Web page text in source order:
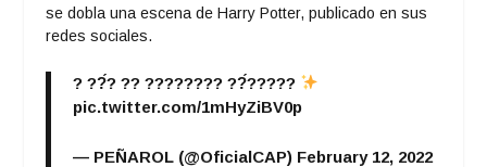
se dobla una escena de Harry Potter, publicado en sus
redes sociales.
? ??́? ?? ???????? ??́?????
pic.twitter.com/1mHyZiBV0p
— PEÑAROL (@OficialCAP) February 12, 2022